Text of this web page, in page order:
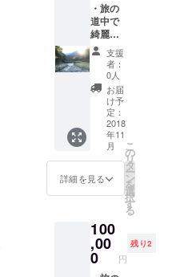
・旅の
道中で
綺麗だ
と思っ
た自
然、風
景の写
真や映
像 ・感
謝の言
葉を
綴った
直筆の
メッ
セージ
支援
者：
0人
お届
け予
定：
2018
年11
月
詳細を見る
こ
の
リ
タ
ー
ン
を
選
択
す
る
100
,00
0 円
残り2